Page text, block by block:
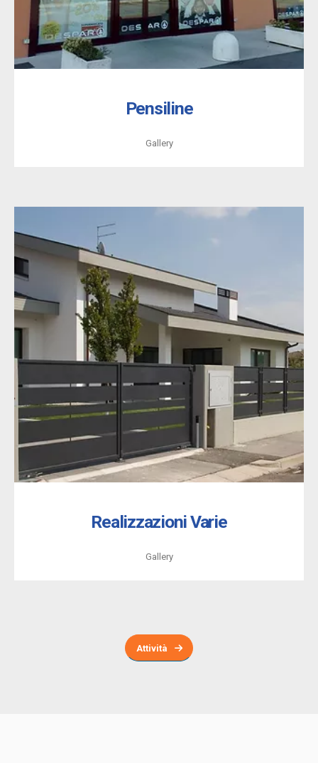
Pensiline
Gallery
Realizzazioni Varie
Gallery
Attività